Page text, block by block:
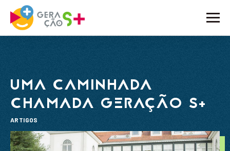
NOTÍCIAS
EMBAIXADORES
UMA CAMINHADA
CHAMADA GERAÇÃO S+
ARTIGOS